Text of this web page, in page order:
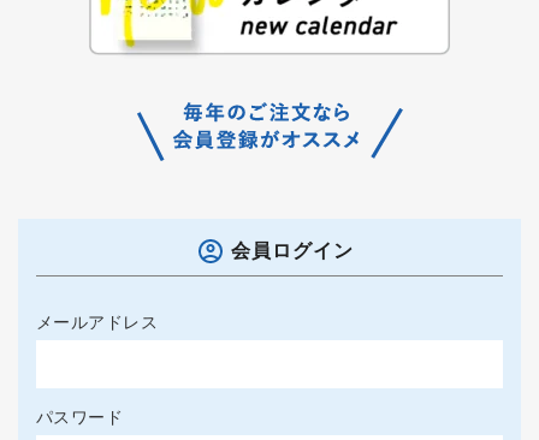
会員ログイン
メールアドレス
パスワード